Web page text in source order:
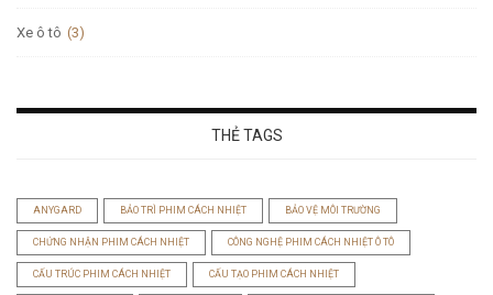
Xe ô tô (3)
THẺ TAGS
ANYGARD BẢO TRÌ PHIM CÁCH NHIỆT BẢO VỆ MÔI TRƯỜNG
CHỨNG NHẬN PHIM CÁCH NHIỆT CÔNG NGHỆ PHIM CÁCH NHIỆT Ô TÔ
CẤU TRÚC PHIM CÁCH NHIỆT CẤU TẠO PHIM CÁCH NHIỆT